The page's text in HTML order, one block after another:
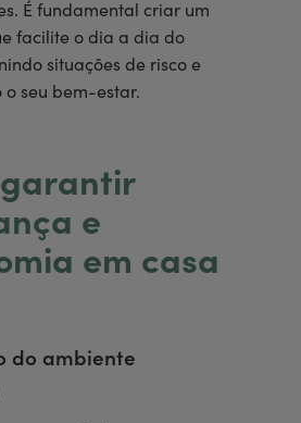
É fundamental criar um
facilite o dia a dia do
situações de risco e
o seu bem-estar.
e
em casa
do ambiente